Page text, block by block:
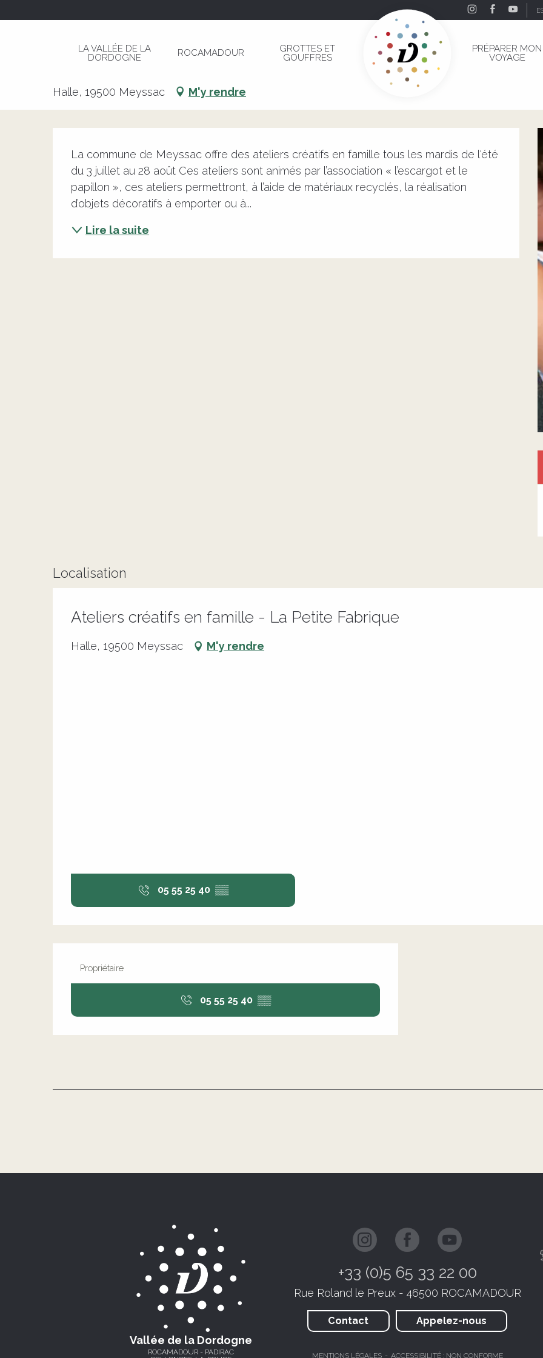
LA VALLÉE DE LA
DORDOGNE
ROCAMADOUR
GROTTES ET
GOUFFRES
PRÉPARER MON
VOYAGE
Ateliers créatifs en famille - La Petite Fabrique
Halle, 19500 Meyssac M'y rendre
La commune de Meyssac offre des ateliers créatifs en famille tous les mardis de l'été
du 3 juillet au 28 août Ces ateliers sont animés par l’association « l’escargot et le
papillon », ces ateliers permettront, à l’aide de matériaux recyclés, la réalisation
d’objets décoratifs à emporter ou à...
Lire la suite
Localisation
Ateliers créatifs en famille - La Petite Fabrique
Halle, 19500 Meyssac M'y rendre
05 55 25 40 ▒▒
Propriétaire
05 55 25 40 ▒▒
Vallée de la Dordogne
ROCAMADOUR - PADIRAC
+33 (0)5 65 33 22 00
Rue Roland le Preux - 46500 ROCAMADOUR
Contact Appelez-nous
MENTIONS LÉGALES ACCESSIBILITÉ : NON CONFORME